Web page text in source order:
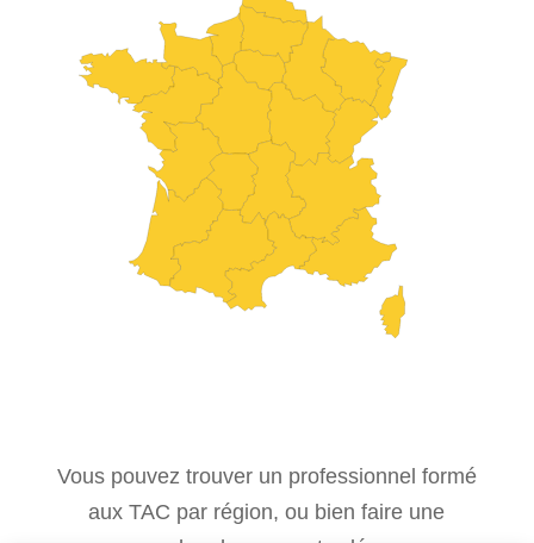
Vous pouvez trouver un professionnel formé
aux TAC par région, ou bien faire une